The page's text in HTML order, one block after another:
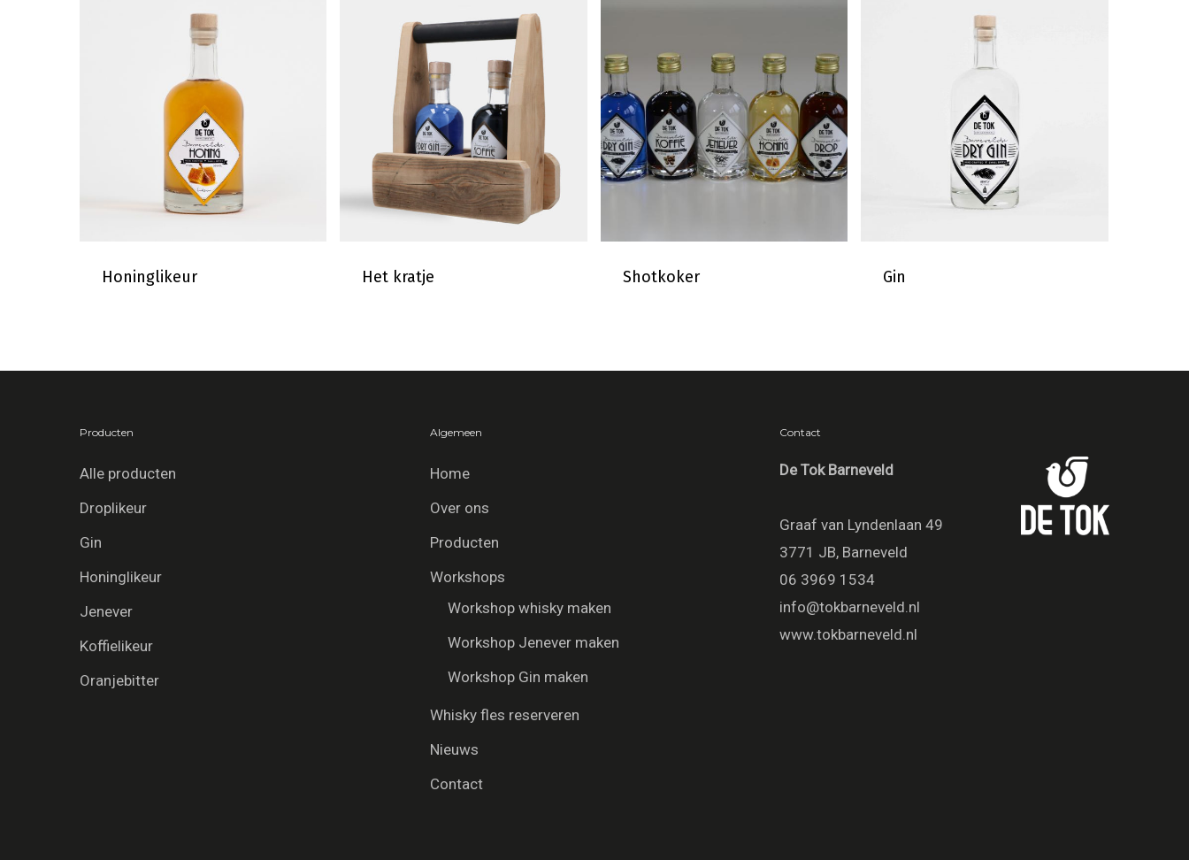
Honinglikeur Het kratje Shotkoker Gin
Producten
Alle producten
Droplikeur
Gin
Honinglikeur
Jenever
Koffielikeur
Oranjebitter
Algemeen
Home
Over ons
Producten
Workshops
Workshop whisky maken
Workshop Jenever maken
Workshop Gin maken
Whisky fles reserveren
Nieuws
Contact
Contact
De Tok Barneveld
Graaf van Lyndenlaan 49
3771 JB, Barneveld
06 3969 1534
info@tokbarneveld.nl
www.tokbarneveld.nl